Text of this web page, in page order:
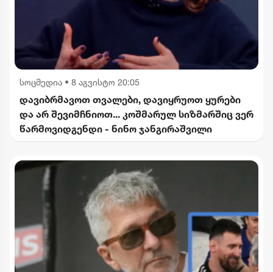
სოცმედია • 8 აგვისტო 20:05
დავიბრმავოთ თვალები, დავიყრუოთ ყურები
და არ შევიმჩნიოთ... კოშმარულ სიზმარშიც ვერ
წარმოვიდგენდი - ნინო ჯანგირაშვილი